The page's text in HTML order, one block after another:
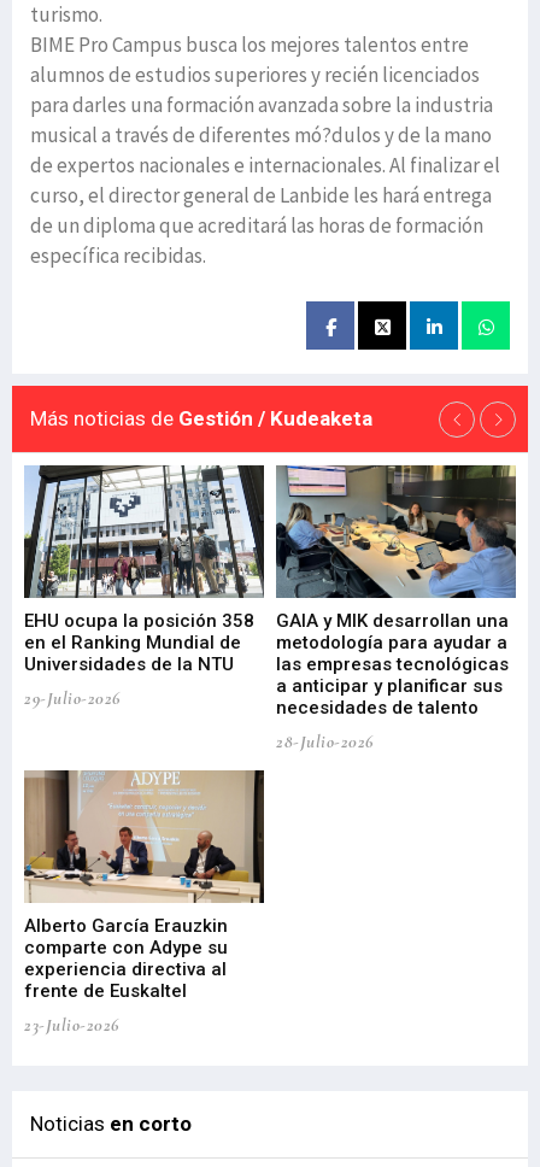
turismo.
BIME Pro Campus busca los mejores talentos entre
alumnos de estudios superiores y recién licenciados
para darles una formación avanzada sobre la industria
musical a través de diferentes mó?dulos y de la mano
de expertos nacionales e internacionales. Al finalizar el
curso, el director general de Lanbide les hará entrega
de un diploma que acreditará las horas de formación
específica recibidas.
Más noticias de Gestión / Kudeaketa
EHU ocupa la posición 358
en el Ranking Mundial de
Universidades de la NTU
29-Julio-2026
GAIA y MIK desarrollan una
metodología para ayudar a
las empresas tecnológicas
a anticipar y planificar sus
necesidades de talento
28-Julio-2026
Alberto García Erauzkin
comparte con Adype su
experiencia directiva al
frente de Euskaltel
23-Julio-2026
Noticias en corto